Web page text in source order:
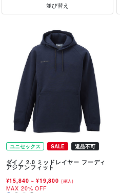
並び替え
ユニセックス SALE 返品不可
ダイノ 2.0 ミッドレイヤー フーディ
アジアンフィット
¥15,840~ ¥19,800 (税込)
MAX 20% OFF